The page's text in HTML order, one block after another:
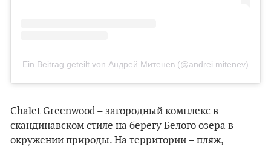
Ein Beitrag geteilt von Андрей Митенев (@andrei.mitenev)
Chalet Greenwood – загородный комплекс в
скандинавском стиле на берегу Белого озера в
окружении природы. На территории – пляж,